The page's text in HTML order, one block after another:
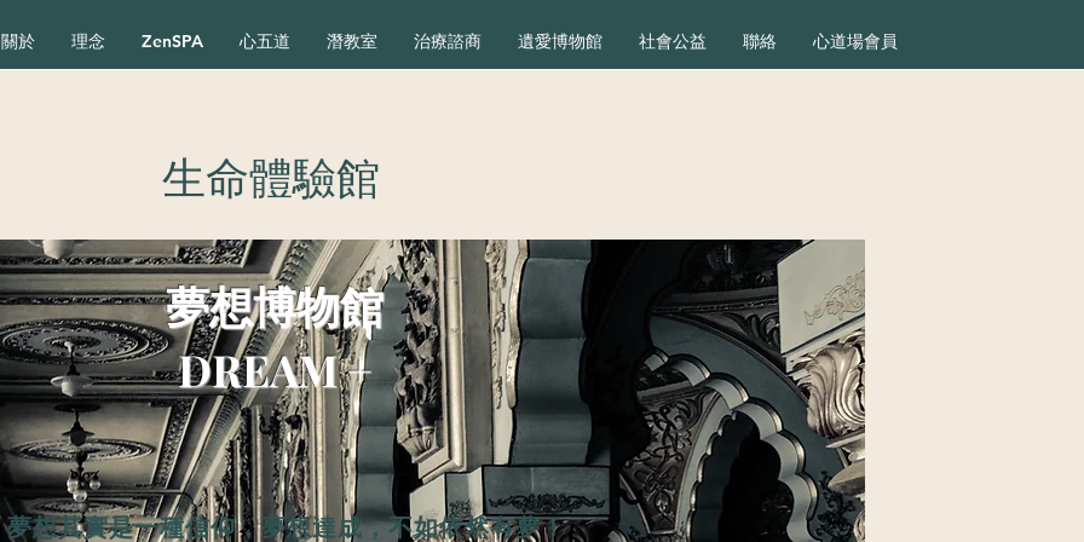
關於 理念 ZenSPA 心五道 潛教室 治療諮商 遺愛博物館 社會公益 聯絡 心道場會員
生命體驗館
夢想博物館
DREAM +
夢想其實是一種信仰，夢想達成，不如依然有夢！